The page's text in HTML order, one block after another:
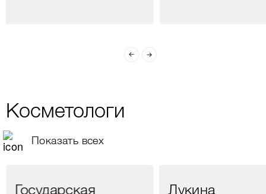
Косметологи
Показать всех